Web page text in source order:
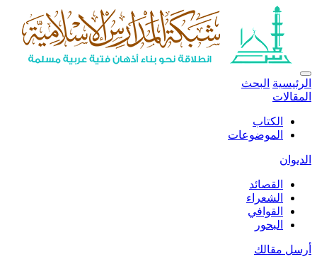
الرئيسية البحث
المقالات
الكتاب
الموضوعات
الديوان
القصائد
الشعراء
القوافي
البحور
أرسل مقالك